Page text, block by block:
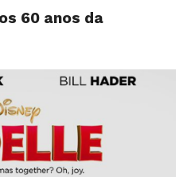
60 anos da